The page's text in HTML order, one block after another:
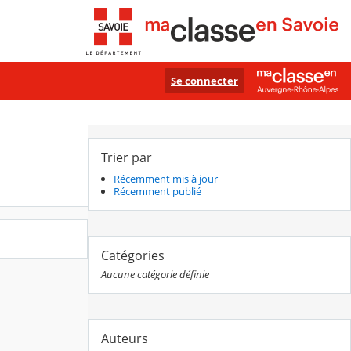
Se connecter
Trier par
Récemment mis à jour
Récemment publié
Catégories
Aucune catégorie définie
Auteurs